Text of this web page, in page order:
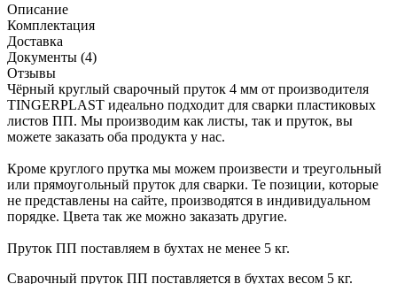
Описание
Комплектация
Доставка
Документы (4)
Отзывы
Чёрный круглый сварочный пруток 4 мм от производителя
TINGERPLAST идеально подходит для сварки пластиковых
листов ПП. Мы производим как листы, так и пруток, вы
можете заказать оба продукта у нас.
Кроме круглого прутка мы можем произвести и треугольный
или прямоугольный пруток для сварки. Те позиции, которые
не представлены на сайте, производятся в индивидуальном
порядке. Цвета так же можно заказать другие.
Пруток ПП поставляем в бухтах не менее 5 кг.
Сварочный пруток ПП поставляется в бухтах весом 5 кг.